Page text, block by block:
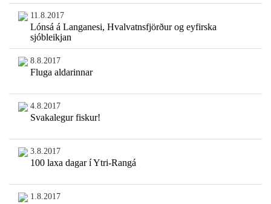
11.8.2017
Lónsá á Langanesi, Hvalvatnsfjörður og eyfirska
sjóbleikjan
8.8.2017
Fluga aldarinnar
4.8.2017
Svakalegur fiskur!
3.8.2017
100 laxa dagar í Ytri-Rangá
1.8.2017